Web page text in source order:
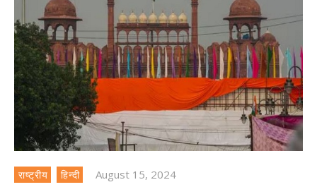
राष्ट्रीय हिन्दी August 15, 2024